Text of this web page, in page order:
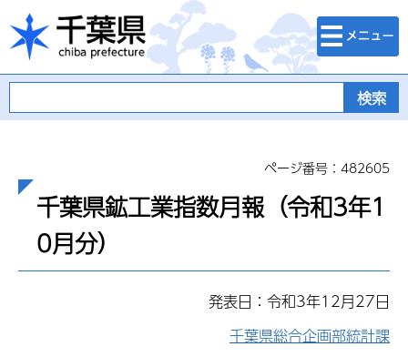
千葉県
検索・メニュ
ー
ページ番号：482605
千葉県鉱工業指数月報（令和3年1
0月分）
発表日：令和3年12月27日
千葉県総合企画部統計課